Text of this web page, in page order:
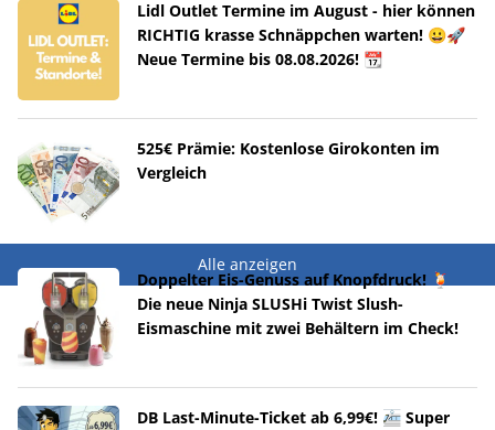
Lidl Outlet Termine im August - hier können
RICHTIG krasse Schnäppchen warten! 😀🚀
Neue Termine bis 08.08.2026! 📆
525€ Prämie: Kostenlose Girokonten im
Vergleich
Alle anzeigen
Doppelter Eis-Genuss auf Knopfdruck! 🍹
Die neue Ninja SLUSHi Twist Slush-
Eismaschine mit zwei Behältern im Check!
DB Last-Minute-Ticket ab 6,99€! 🚈 Super